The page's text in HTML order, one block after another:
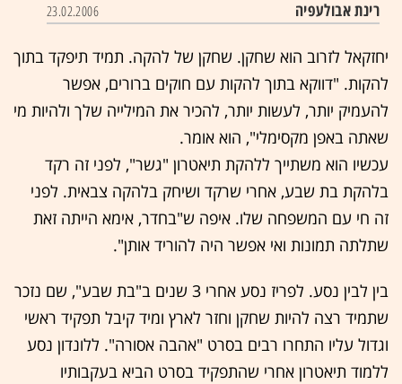
רינת אבולעפיה 23.02.2006
יחזקאל לזרוב הוא שחקן. שחקן של להקה. תמיד תיפקד בתוך
להקות. "דווקא בתוך להקות עם חוקים ברורים, אפשר
להעמיק יותר, לעשות יותר, להכיר את המילייה שלך ולהיות מי
שאתה באפן מקסימלי", הוא אומר.
עכשיו הוא משתייך ללהקת תיאטרון "גשר", לפני זה רקד
בלהקת בת שבע, אחרי שרקד ושיחק בלהקה צבאית. לפני
זה חי עם המשפחה שלו. איפה ש"בחדר, אימא הייתה זאת
שתלתה תמונות ואי אפשר היה להוריד אותן".
בין לבין נסע. לפריז נסע אחרי 3 שנים ב"בת שבע", שם נזכר
שתמיד רצה להיות שחקן וחזר לארץ ומיד קיבל תפקיד ראשי
וגדול עליו התחרו רבים בסרט "אהבה אסורה". ללונדון נסע
ללמוד תיאטרון אחרי שהתפקיד בסרט הביא בעקבותיו